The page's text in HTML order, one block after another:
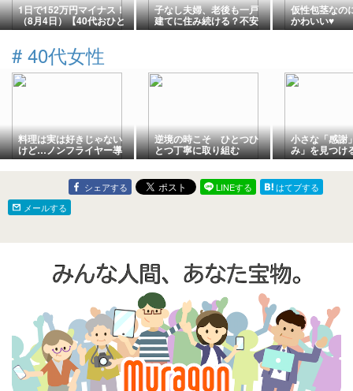
1日で152万円マイナス！
（8月4日）【40代おひと
りさまFIREの投資結果】
子なし夫婦、老後も一戸
建てに住み続ける？不安
と今から考えていること
仮性包茎なの
かわいい♥
# 40代女性
料理は実は好きじゃない
けど…ノンフライヤー導
入
逆境の時こそ ひとつひ
とつ丁寧に取り組む
小さな「感謝
み」を見つけ
シェアする LINEする
はてブする
メールする